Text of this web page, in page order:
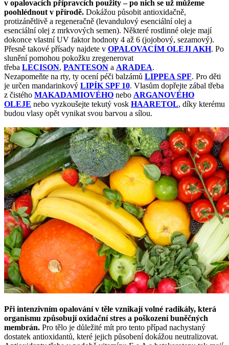
v opalovacích přípravcích použity – po nich se už můžeme
poohlédnout v přírodě. Dokážou působit antioxidačně,
protizánětlivě a regeneračně (levandulový esenciální olej a
esenciální olej z mrkvových semen). Některé rostlinné oleje mají
dokonce vlastní UV faktor hodnoty 4 až 6 (jojobový, sezamový).
Přesně takové přísady najdete v OPALOVACÍM OLEJI AKH. Po
slunění pomohou pokožku zregenerovat
třeba LECISON, PANTESON a ARADEA.
Nezapomeňte na rty, ty ocení péči balzámů LIPPEA SPF. Pro děti
je určen mandarinkový LIPÍK SPF 10. Vlasům dopřejte zábal třeba
z čistého MAKADAMIOVÉHO nebo ARGANOVÉHO
OLEJE nebo vyzkoušejte tekutý vosk HAARETOL, díky kterému
budou vlasy opět vynikat svou barvou a sílou.
Při intenzivním opalování v těle vznikají volné radikály, která
organismu způsobují oxidační stres a poškození buněčných
membrán. Pro tělo je důležité mít pro tento případ nachystaný
dostatek antioxidantů, které jejich působení dokážou neutralizovat.